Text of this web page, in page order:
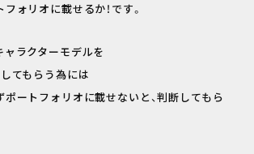
ォリオに載せるか！です。
ラクターモデルを
てもらう為には
ートフォリオに載せないと、判断してもら